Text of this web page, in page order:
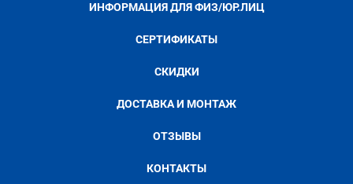
ИНФОРМАЦИЯ ДЛЯ ФИЗ/ЮР.ЛИЦ
СЕРТИФИКАТЫ
СКИДКИ
ДОСТАВКА И МОНТАЖ
ОТЗЫВЫ
КОНТАКТЫ